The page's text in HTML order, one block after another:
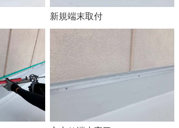
新規端末取付